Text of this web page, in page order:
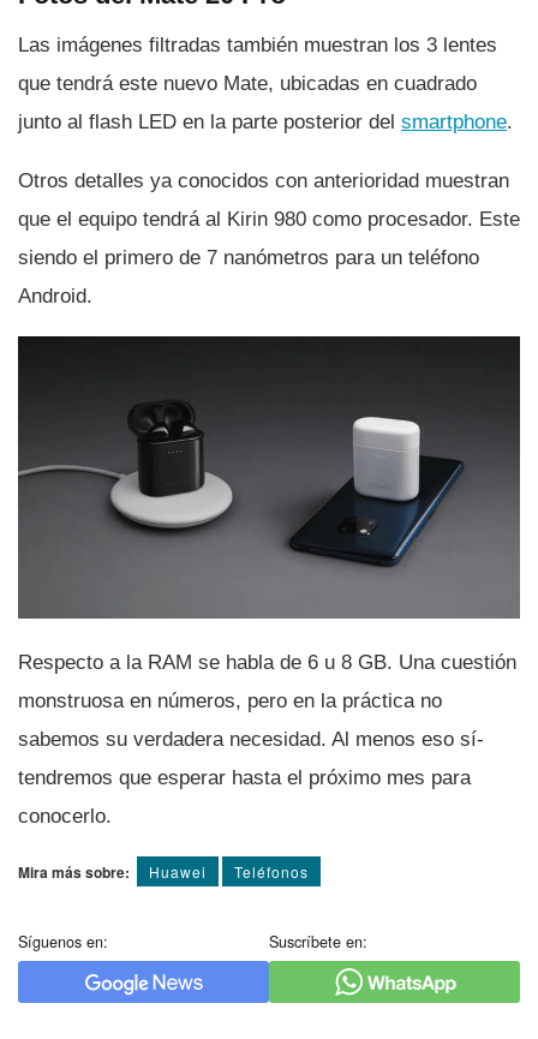
Las imágenes filtradas también muestran los 3 lentes
que tendrá este nuevo Mate, ubicadas en cuadrado
junto al flash LED en la parte posterior del smartphone.
Otros detalles ya conocidos con anterioridad muestran
que el equipo tendrá al Kirin 980 como procesador. Este
siendo el primero de 7 nanómetros para un teléfono
Android.
Respecto a la RAM se habla de 6 u 8 GB. Una cuestión
monstruosa en números, pero en la práctica no
sabemos su verdadera necesidad. Al menos eso sí­
tendremos que esperar hasta el próximo mes para
conocerlo.
Mira más sobre: Huawei Teléfonos
Síguenos en: Suscríbete en: